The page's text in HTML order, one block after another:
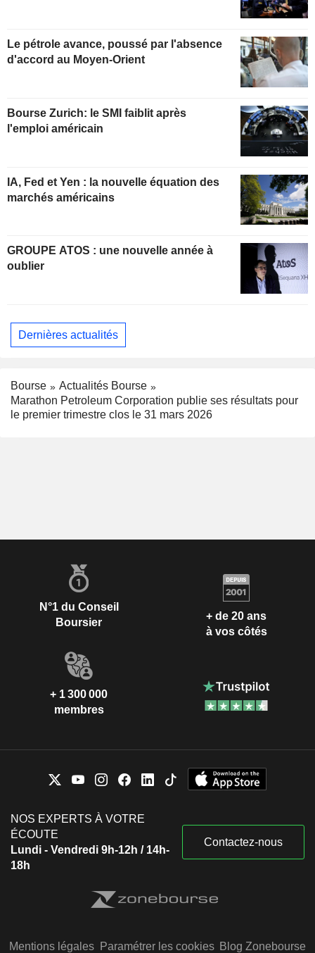
Le pétrole avance, poussé par l'absence
d'accord au Moyen-Orient
Bourse Zurich: le SMI faiblit après
l'emploi américain
IA, Fed et Yen : la nouvelle équation des
marchés américains
GROUPE ATOS : une nouvelle année à
oublier
Dernières actualités
Bourse
Actualités Bourse
Marathon Petroleum Corporation publie ses résultats pour
le premier trimestre clos le 31 mars 2026
N°1 du Conseil
Boursier
+ de 20 ans
à vos côtés
+ 1 300 000
membres
NOS EXPERTS À VOTRE
ÉCOUTE
Lundi - Vendredi 9h-12h / 14h-
18h
Contactez-nous
Mentions légales Paramétrer les cookies Blog Zonebourse